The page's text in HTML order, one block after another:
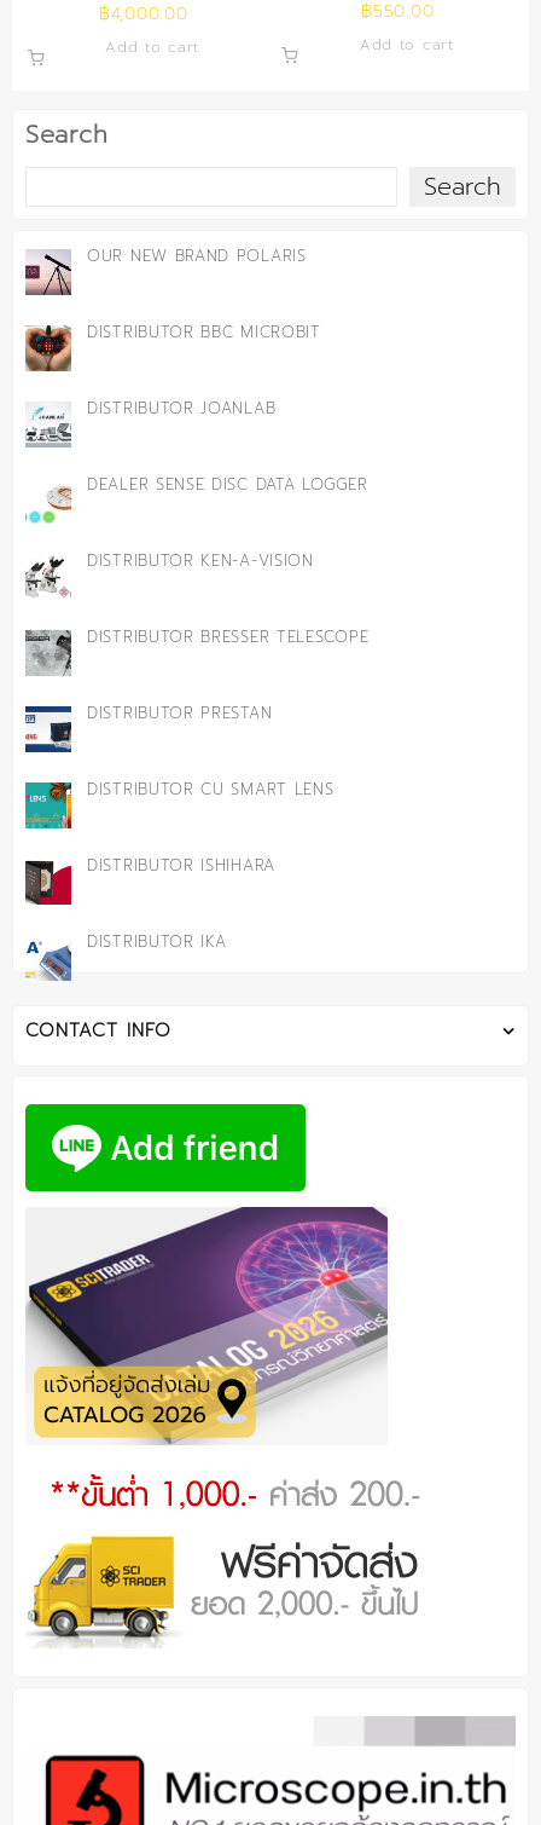
Search
Search
OUR NEW BRAND POLARIS
DISTRIBUTOR BBC MICROBIT
DISTRIBUTOR JOANLAB
DEALER SENSE DISC DATA LOGGER
DISTRIBUTOR KEN-A-VISION
DISTRIBUTOR BRESSER TELESCOPE
DISTRIBUTOR PRESTAN
DISTRIBUTOR CU SMART LENS
DISTRIBUTOR ISHIHARA
DISTRIBUTOR IKA
฿4,000.00
Add to cart
฿550.00
Add to cart
CONTACT INFO